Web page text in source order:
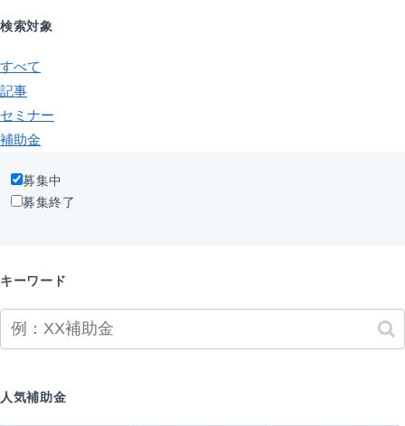
検索対象
すべて
記事
セミナー
補助金
募集中
募集終了
キーワード
人気補助金